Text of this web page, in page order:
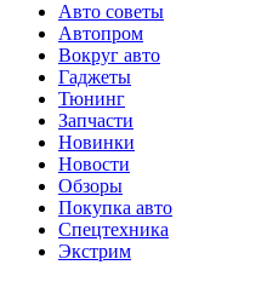
Авто советы
Автопром
Вокруг авто
Гаджеты
Тюнинг
Запчасти
Новинки
Новости
Обзоры
Покупка авто
Спецтехника
Экстрим